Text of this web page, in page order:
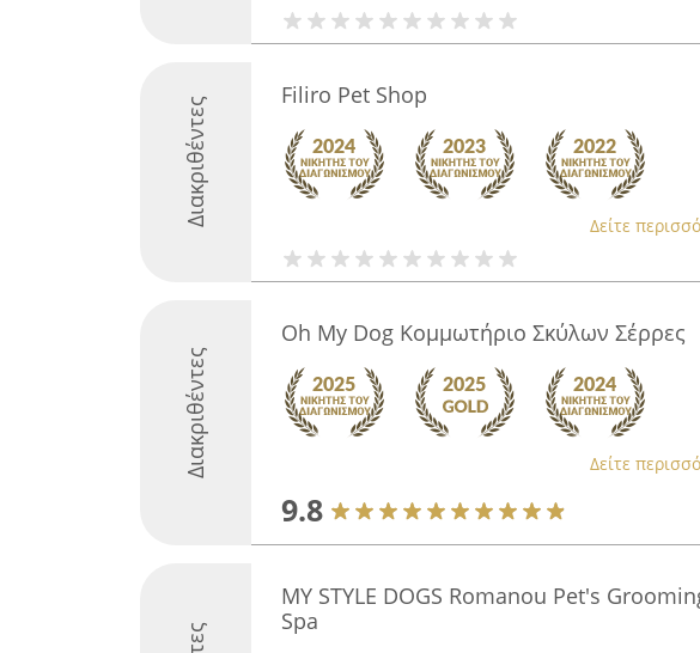
Διακριθέντες
Filiro Pet Shop
Δείτε
Διακριθέντες
Oh My Dog Κομμωτήριο Σκύλων Σέρρες
Δείτε
9.8
MY STYLE DOGS Romanou Pet's
Spa